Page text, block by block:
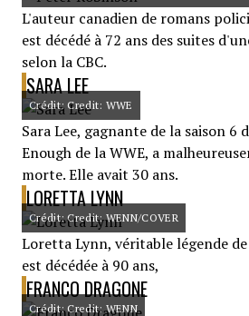
L'auteur canadien de romans
est décédé à 72 ans des suites
selon la CBC.
SARA LEE
Crédit: Credit: WWE
Sara Lee, gagnante de la saison 6
Enough de la WWE, a
morte. Elle avait 30 ans.
LORETTA LYNN
Crédit: Credit: WENN/COVER
Loretta Lynn, véritable légende
est décédée à 90 ans,
FRANCO DRAGONE
Crédit: Credit: WENN